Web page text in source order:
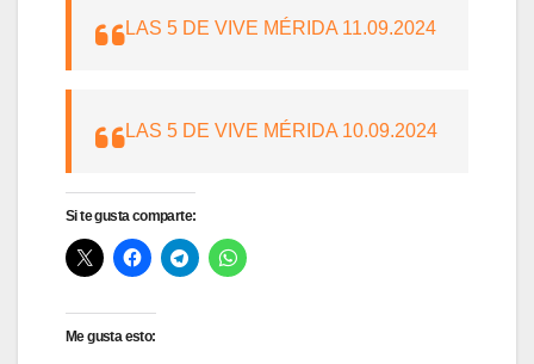
LAS 5 DE VIVE MÉRIDA 11.09.2024
LAS 5 DE VIVE MÉRIDA 10.09.2024
Si te gusta comparte:
Me gusta esto: